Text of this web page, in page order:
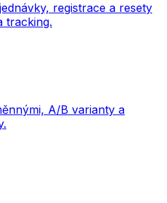
registrace a resety
tracking.
A/B varianty a